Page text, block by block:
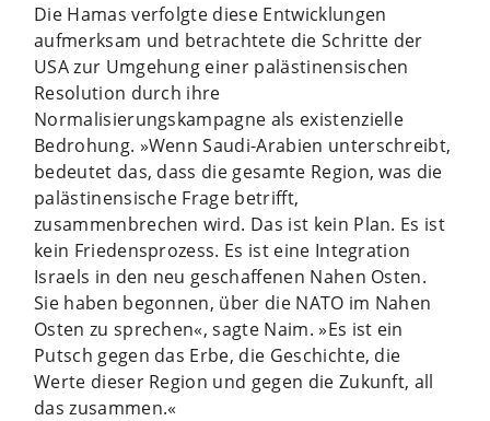
Die Hamas verfolgte diese Entwicklungen
aufmerksam und betrachtete die Schritte der
USA zur Umgehung einer palästinensischen
Resolution durch ihre
Normalisierungskampagne als existenzielle
Bedrohung. »Wenn Saudi-Arabien unterschreibt,
bedeutet das, dass die gesamte Region, was die
palästinensische Frage betrifft,
zusammenbrechen wird. Das ist kein Plan. Es ist
kein Friedensprozess. Es ist eine Integration
Israels in den neu geschaffenen Nahen Osten.
Sie haben begonnen, über die NATO im Nahen
Osten zu sprechen«, sagte Naim. »Es ist ein
Putsch gegen das Erbe, die Geschichte, die
Werte dieser Region und gegen die Zukunft, all
das zusammen.«